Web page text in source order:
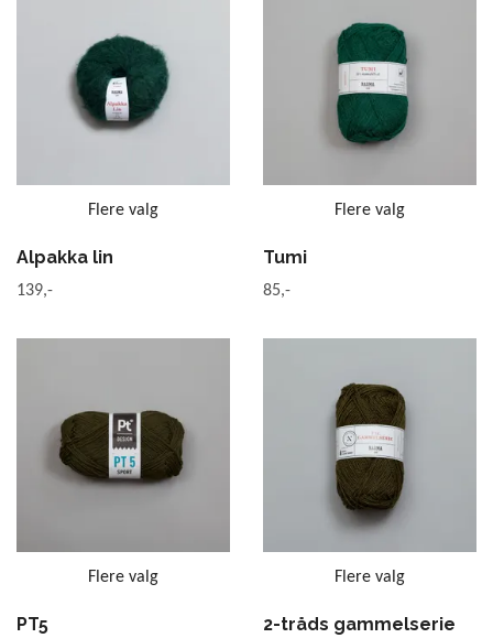
Flere valg
Alpakka lin
139,-
Flere valg
Tumi
85,-
Flere valg
PT5
Flere valg
2-tråds gammelserie